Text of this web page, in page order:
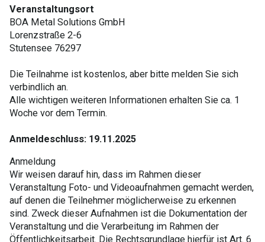
Veranstaltungsort
BOA Metal Solutions GmbH
Lorenzstraße 2-6
Stutensee 76297
Die Teilnahme ist kostenlos, aber bitte melden Sie sich
verbindlich an.
Alle wichtigen weiteren Informationen erhalten Sie ca. 1
Woche vor dem Termin.
Anmeldeschluss: 19.11.2025
Anmeldung
Wir weisen darauf hin, dass im Rahmen dieser
Veranstaltung Foto- und Videoaufnahmen gemacht werden,
auf denen die Teilnehmer möglicherweise zu erkennen
sind. Zweck dieser Aufnahmen ist die Dokumentation der
Veranstaltung und die Verarbeitung im Rahmen der
Öffentlichkeitsarbeit. Die Rechtsgrundlage hierfür ist Art. 6